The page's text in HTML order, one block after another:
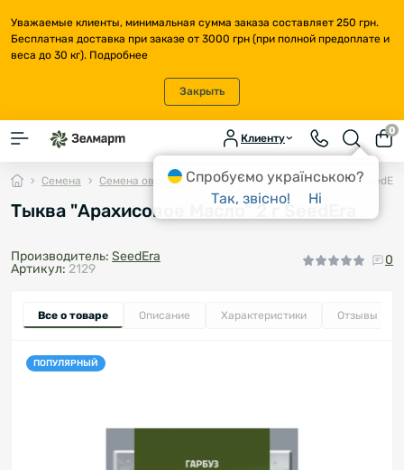
Уважаемые клиенты, минимальная сумма заказа составляет 250 грн.
Бесплатная доставка при заказе от 3000 грн (при полной предоплате и
веса до 30 кг). Подробнее
Закрыть
Клиенту
0
Семена Семена овощей Тыква "Арахисовое Масло" 2 г SeedEra
Тыква "Арахисовое Масло" 2 г SeedEra
Производитель: SeedEra
Артикул: 2129
0
Все о товаре Описание Характеристики Отзывы
ПОПУЛЯРНЫЙ
Спробуємо українською?
Так, звісно!
Ні